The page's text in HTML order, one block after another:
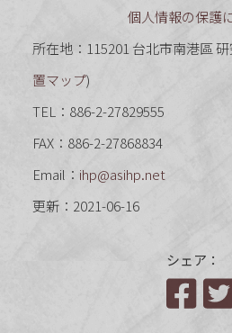
個人情報の保護
所在地：115201 台北市南港區
置マップ)
TEL：886-2-27829555
FAX：886-2-27868834
Email： ihp@asihp.net
更新：2021-06-16
シェア：